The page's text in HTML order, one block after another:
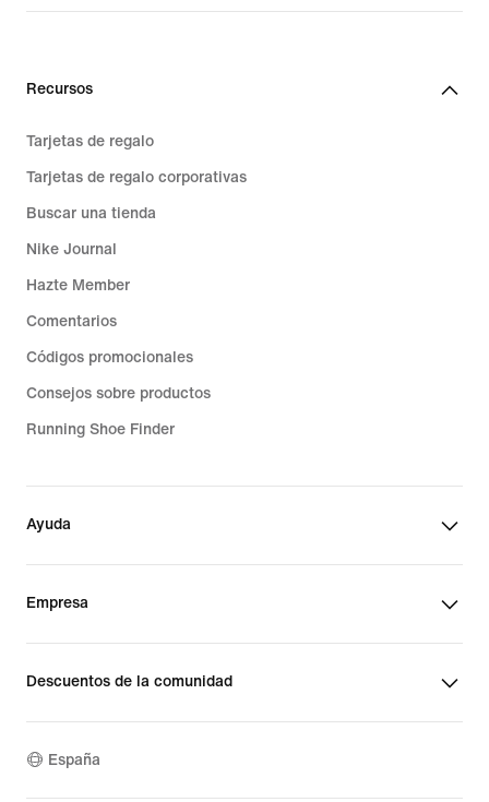
Recursos
Tarjetas de regalo
Tarjetas de regalo corporativas
Buscar una tienda
Nike Journal
Hazte Member
Comentarios
Códigos promocionales
Consejos sobre productos
Running Shoe Finder
Ayuda
Empresa
Descuentos de la comunidad
España